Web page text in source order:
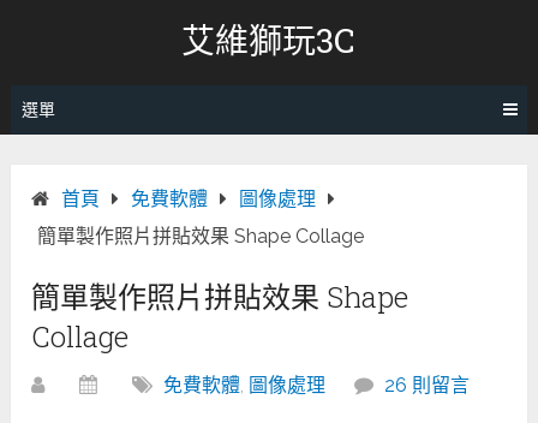
艾維獅玩3C
選單
首頁 免費軟體
圖像處理
簡單製作照片拼貼效果 Shape Collage
簡單製作照片拼貼效果 Shape
Collage
免費軟體, 圖像處理 26 則留言